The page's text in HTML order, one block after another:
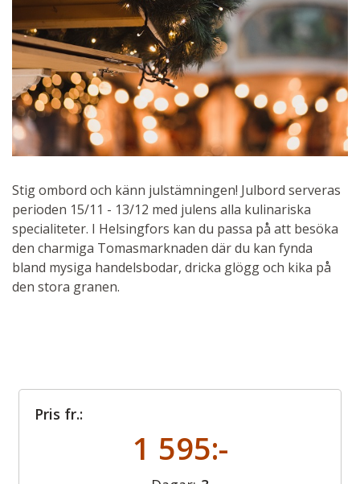
Stig ombord och känn julstämningen! Julbord serveras
perioden 15/11 - 13/12 med julens alla kulinariska
specialiteter. I Helsingfors kan du passa på att besöka
den charmiga Tomasmarknaden där du kan fynda
bland mysiga handelsbodar, dricka glögg och kika på
den stora granen.
Pris fr.:
1 595:-